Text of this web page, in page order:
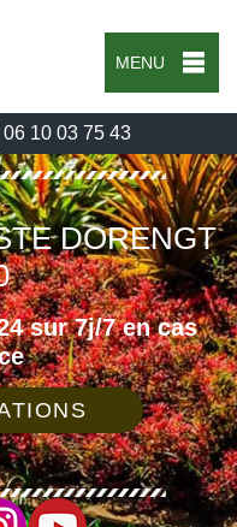
MENU
06 10 03 75 43
DORENGT
sur 7j/7 en cas